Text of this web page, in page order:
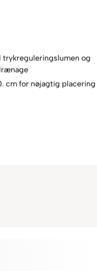
trykreguleringslumen og
cm for nøjagtig placering